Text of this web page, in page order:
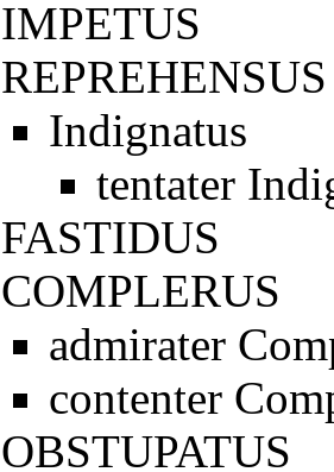
IMPETUS
REPREHENSUS
Indignatus
tentater
FASTIDUS
COMPLERUS
admirater
contenter
OBSTUPATUS